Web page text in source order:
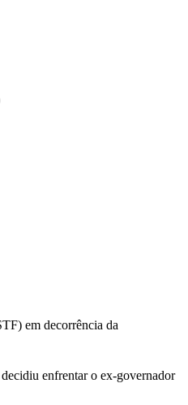
em decorrência da
enfrentar o ex-governador